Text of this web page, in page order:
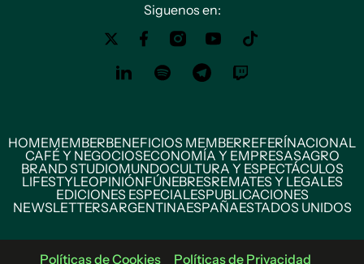
Siguenos en:
HOMEMEMBERBENEFICIOS MEMBERREFERÍNACIONAL
CAFÉ Y NEGOCIOSECONOMÍA Y EMPRESASAGRO
BRAND STUDIOMUNDOCULTURA Y ESPECTÁCULOS
LIFESTYLEOPINIÓNFÚNEBRESREMATES Y LEGALES
EDICIONES ESPECIALESPUBLICACIONES
NEWSLETTERSARGENTINAESPAÑAESTADOS UNIDOS
Políticas de Cookies Políticas de Privacidad